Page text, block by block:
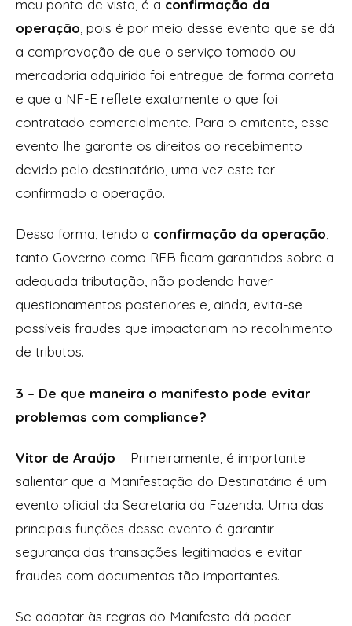
meu ponto de vista, é a confirmação da
operação , pois é por meio desse evento que se dá
a comprovação de que o serviço tomado ou
mercadoria adquirida foi entregue de forma correta
e que a NF-E reflete exatamente o que foi
contratado comercialmente. Para o emitente, esse
evento lhe garante os direitos ao recebimento
devido pelo destinatário, uma vez este ter
confirmado a operação.
Dessa forma, tendo a confirmação da operação,
tanto Governo como RFB ficam garantidos sobre a
adequada tributação, não podendo haver
questionamentos posteriores e, ainda, evita-se
possíveis fraudes que impactariam no recolhimento
de tributos.
3 – De que maneira o manifesto pode evitar
problemas com compliance?
Vitor de Araújo – Primeiramente, é importante
salientar que a Manifestação do Destinatário é um
evento oficial da Secretaria da Fazenda. Uma das
principais funções desse evento é garantir
segurança das transações legitimadas e evitar
fraudes com documentos tão importantes.
Se adaptar às regras do Manifesto dá poder